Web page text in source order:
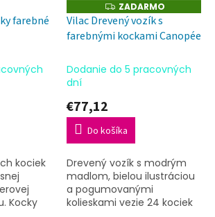
farebné
kociek
Kocky
Z
A
D
A
O
ZADARMO
Vilac Drevený vozík s
farebnými kockami Canopée
Dodanie do 5 pracovných
dní
€77,12
Do košíka
Drevený vozík s modrým
madlom, bielou ilustráciou
a pogumovanými
kolieskami vezie 24 kociek